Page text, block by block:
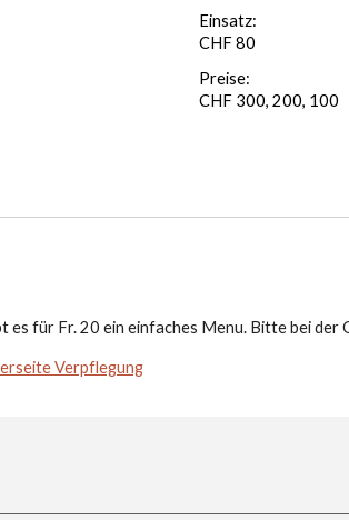
Einsatz:
CHF
Preise:
CHF 300, 200, 100
es für Fr. 20 ein einfaches Menu. Bitte bei der
Verpflegung